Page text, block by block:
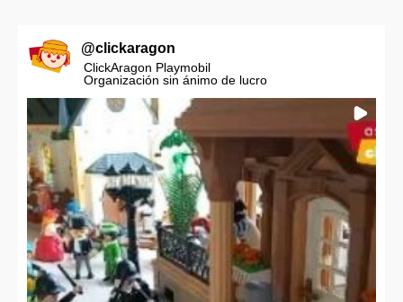
@clickaragon
ClickAragon Playmobil
Organización sin ánimo de lucro